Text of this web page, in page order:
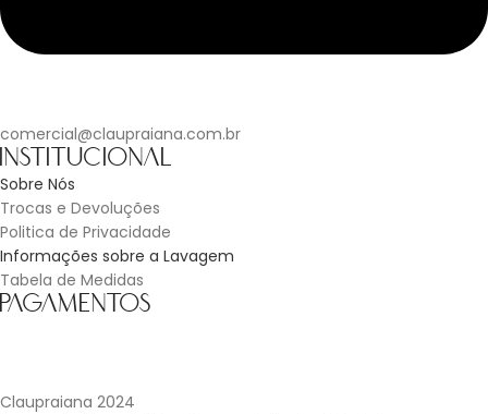
comercial@claupraiana.com.br
Institucional
Sobre Nós
Trocas e Devoluções
Politica de Privacidade
Informações sobre a Lavagem
Tabela de Medidas
Pagamentos
Claupraiana 2024